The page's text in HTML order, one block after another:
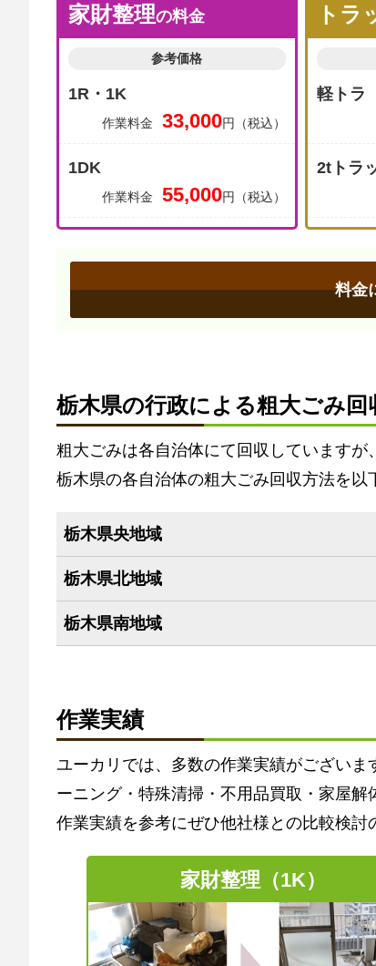
家財整理の料金
参考価格
1R・1K
作業料金 33,000円（税込）
1DK
作業料金 55,000円（税込）
トラ
軽トラ
2tトラ
料金
栃木県の行政による粗大ごみ回
粗大ごみは各自治体にて回収していますが
栃木県の各自治体の粗大ごみ回収方法を以
栃木県央地域
栃木県北地域
栃木県南地域
作業実績
ユーカリでは、多数の作業実績がござい
ーニング・特殊清掃・不用品買取・家屋解
作業実績を参考にぜひ他社様との比較検討
家財整理（1K）